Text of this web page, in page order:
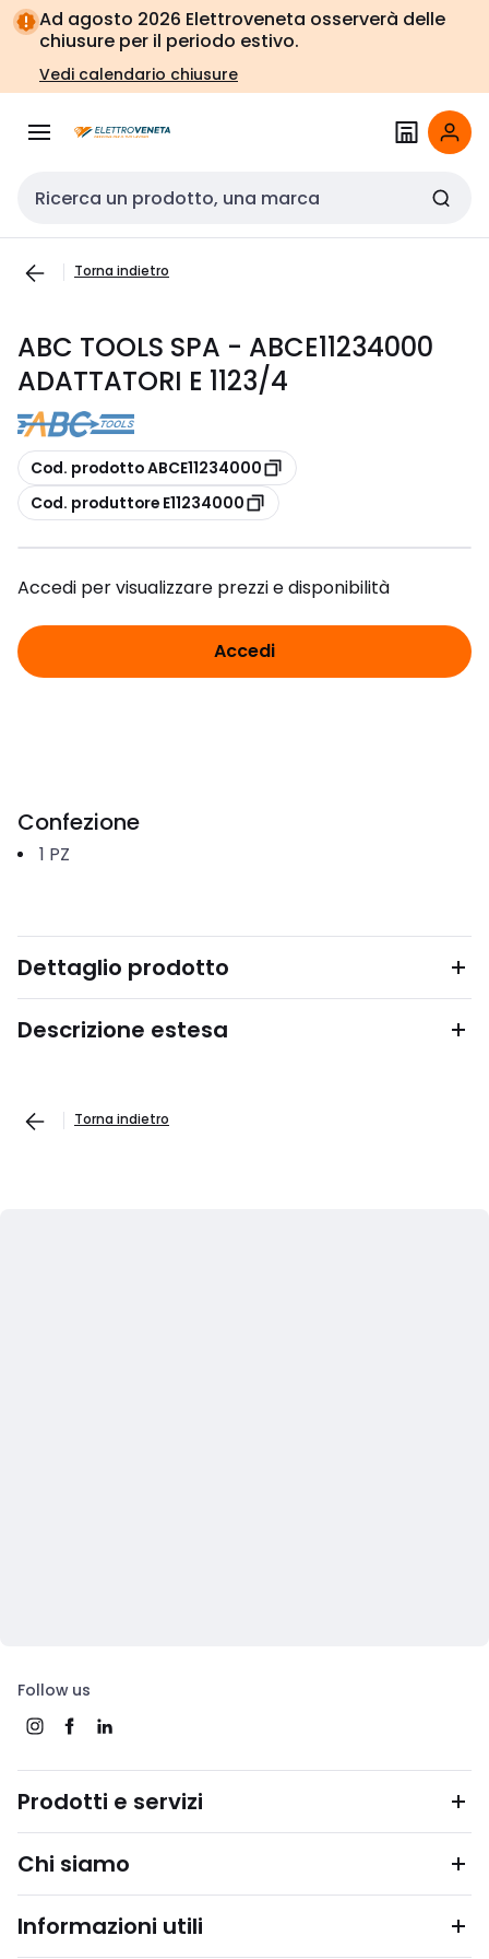
Vai alla
navigazione
Vai
alla
pagina
Ad agosto 2026 Elettroveneta osserverà delle
chiusure per il periodo estivo.
Vedi calendario chiusure
Cerca input
Torna indietro
ABC TOOLS SPA - ABCE11234000
ADATTATORI E 1123/4
copia
Cod. prodotto ABCE11234000
copia
Cod. produttore E11234000
Accedi per visualizzare prezzi e disponibilità
Accedi
Confezione
1 PZ
Dettaglio prodotto
Descrizione estesa
Torna indietro
Follow us
Prodotti e servizi
Chi siamo
Informazioni utili